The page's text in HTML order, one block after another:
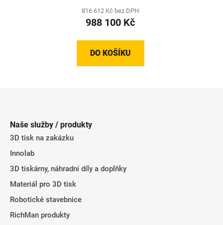
816 612 Kč bez DPH
988 100 Kč
DO KOŠÍKU
Naše služby / produkty
3D tisk na zakázku
Innolab
3D tiskárny, náhradní díly a doplňky
Materiál pro 3D tisk
Robotické stavebnice
RichMan produkty